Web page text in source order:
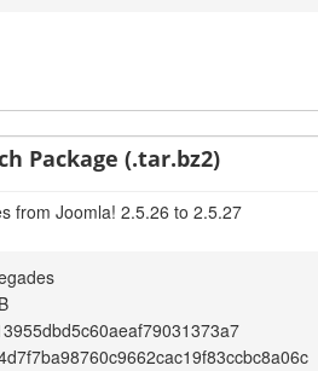
Package (.tar.bz2)
from Joomla! 2.5.26 to 2.5.27